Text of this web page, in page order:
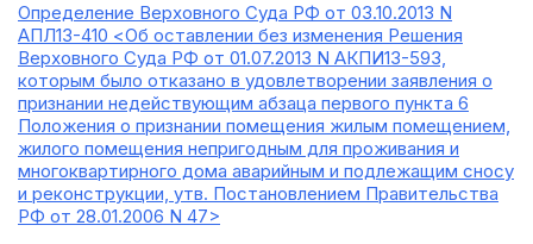
Определение Верховного Суда РФ от 03.10.2013 N
АПЛ13-410 <Об оставлении без изменения Решения
Верховного Суда РФ от 01.07.2013 N АКПИ13-593,
которым было отказано в удовлетворении заявления о
признании недействующим абзаца первого пункта 6
Положения о признании помещения жилым помещением,
жилого помещения непригодным для проживания и
многоквартирного дома аварийным и подлежащим сносу
и реконструкции, утв. Постановлением Правительства
РФ от 28.01.2006 N 47>